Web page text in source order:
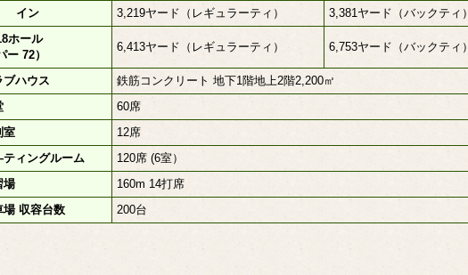
イン
3,219ヤード（レギュラーティ）
3,381ヤード（バックティ）
ホール
72）
6,413ヤード（レギュラーティ） 6,753ヤード（バックティ）
ブハウス
鉄筋コンクリート 地下1階地上2階2,200㎡
60席
室
12席
ィングルーム
120席 (6室）
場
160m 14打席
場 収容台数
200台